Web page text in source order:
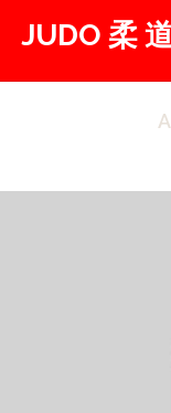
JUDO 柔